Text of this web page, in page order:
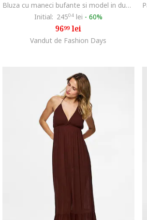
Bluza cu maneci bufante si model in dungi, Alb/Albastru ultramarin
Initial: 24504lei - 60%
9699lei
Vandut de Fashion Days